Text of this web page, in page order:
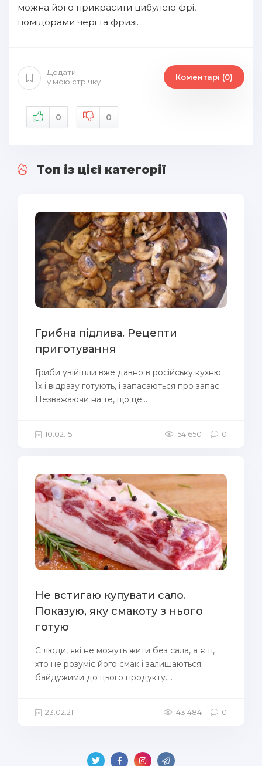
можна його прикрасити цибулею фрі,
помідорами чері та фризі.
Додати
у мою стрічку
Коментарі (0)
0 0
Топ із цієї категорії
Грибна підлива. Рецепти
приготування
Гриби увійшли вже давно в російську кухню.
Їх і відразу готують, і запасаються про запас.
Незважаючи на те, що це...
10.02.15 54 650 0
Не встигаю купувати сало.
Показую, яку смакоту з нього
готую
Є люди, які не можуть жити без сала, а є ті,
хто не розуміє його смак і залишаються
байдужими до цього продукту....
23.02.21 43 484 0